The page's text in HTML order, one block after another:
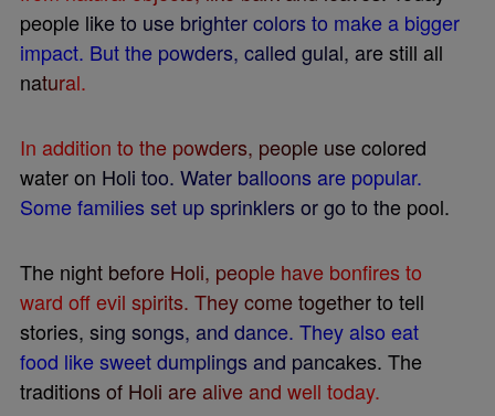
people liketo use brightercolors to makea bigger
impact. Butthe powders, called gulal, arestill all
natural.
In addition to the powders, people usecolored
wateron Holi too. Water balloons are popular.
Somefamilies set upsprinklers orgo to the pool.
The night before Holi, people have bonfres to
ward ofevil spirits. Theycometogetherto tell
stories, sing songs, and dance. Theyalso eat
food likesweetdumplings and pancakes. The
traditions of Holi arealiveand well today.